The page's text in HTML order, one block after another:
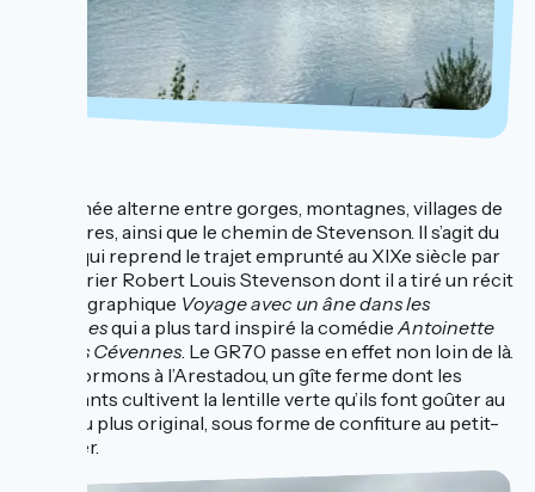
La journée alterne entre gorges, montagnes, villages de
caractères, ainsi que le chemin de Stevenson. Il s’agit du
GR 70 qui reprend le trajet emprunté au XIXe siècle par
l’aventurier Robert Louis Stevenson dont il a tiré un récit
autobiographique Voyage avec un âne dans les
Cévennesqui a plus tard inspiré la comédieAntoinette
dans les Cévennes. Le GR70 passe en effet non loin de là.
Nous dormons à l’Arestadou, un gîte ferme dont les
exploitants cultivent la lentille verte qu’ils font goûter au
diner, ou plus original, sous forme de confiture au petit-
déjeuner.